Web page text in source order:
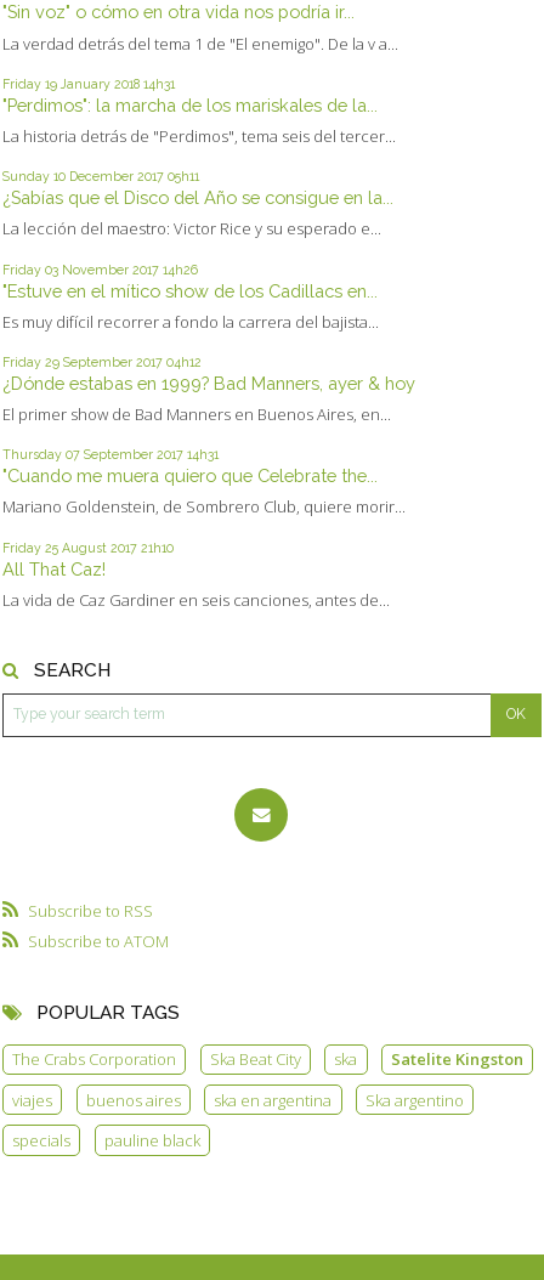
"Sin voz" o cómo en otra vida nos podría ir...
La verdad detrás del tema 1 de "El enemigo". De la v a...
Friday 19 January 2018 14h31
"Perdimos": la marcha de los mariskales de la...
La historia detrás de "Perdimos", tema seis del tercer...
Sunday 10 December 2017 05h11
¿Sabías que el Disco del Año se consigue en la...
La lección del maestro: Victor Rice y su esperado e...
Friday 03 November 2017 14h26
"Estuve en el mítico show de los Cadillacs en...
Es muy difícil recorrer a fondo la carrera del bajista...
Friday 29 September 2017 04h12
¿Dónde estabas en 1999? Bad Manners, ayer & hoy
El primer show de Bad Manners en Buenos Aires, en...
Thursday 07 September 2017 14h31
"Cuando me muera quiero que Celebrate the...
Mariano Goldenstein, de Sombrero Club, quiere morir...
Friday 25 August 2017 21h10
All That Caz!
La vida de Caz Gardiner en seis canciones, antes de...
SEARCH
Subscribe to RSS
Subscribe to ATOM
POPULAR TAGS
The Crabs Corporation Ska Beat City ska
Satelite Kingston
viajes
buenos aires ska en argentina
Ska argentino
specials
pauline black